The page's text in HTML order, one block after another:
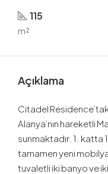
115
m²
Açıklama
Citadel
Alanya’nın hareketli
sunmaktadır. 1. katta
tamamen yeni
tuvaletli iki banyo ve